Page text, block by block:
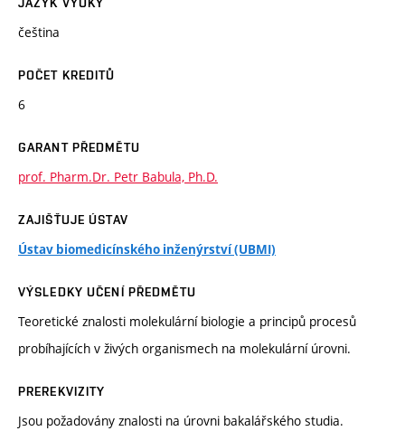
JAZYK VÝUKY
čeština
POČET KREDITŮ
6
GARANT PŘEDMĚTU
prof. Pharm.Dr. Petr Babula, Ph.D.
ZAJIŠŤUJE ÚSTAV
Ústav biomedicínského inženýrství (UBMI)
VÝSLEDKY UČENÍ PŘEDMĚTU
Teoretické znalosti molekulární biologie a principů procesů
probíhajících v živých organismech na molekulární úrovni.
PREREKVIZITY
Jsou požadovány znalosti na úrovni bakalářského studia.